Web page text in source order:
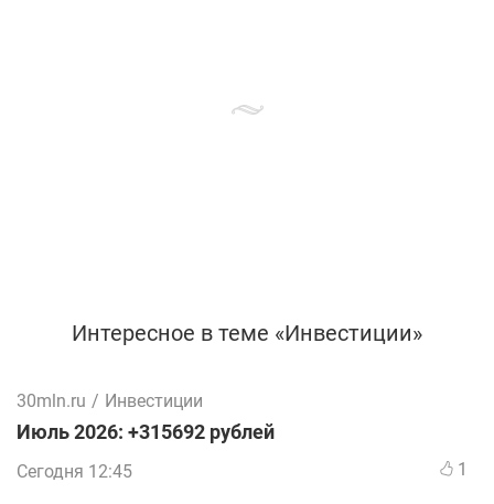
Интересное в теме «Инвестиции»
30mln.ru / Инвестиции
Июль 2026: +315692 рублей
Сегодня 12:45 1